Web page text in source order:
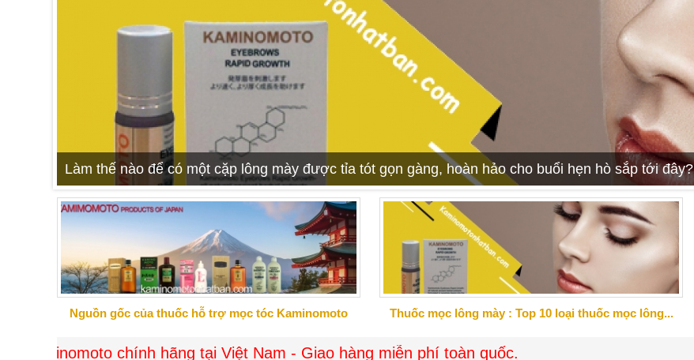
Làm thế nào để có một cặp lông mày được tỉa tót gọn gàng, hoàn hảo cho buổi hẹn hò sắp tới đây?
Nguồn gốc của thuốc hỗ trợ mọc tóc Kaminomoto Thuốc mọc lông mày : Top 10 loại thuốc mọc lông...
chính hãng tại Việt Nam - Giao hàng miễn phí toàn quốc.